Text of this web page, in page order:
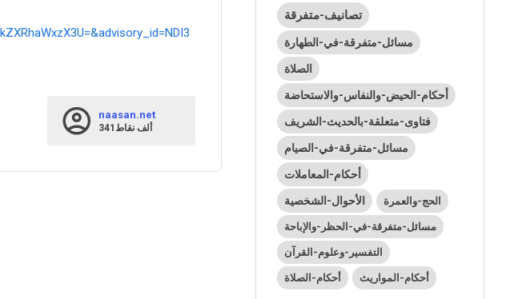
naasan.net
341ألفنقاط
تصانيف-متفرقة
مسائل-متفرقة-في-الطهارة
الصلاة
أحكام-الحيض-والنفاس-والاستحاضة
فتاوى-متعلقة-بالحديث-الشريف
مسائل-متفرقة-في-الصيام
أحكام-المعاملات
الأحوال-الشخصية الحج-والعمرة
مسائل-متفرقة-في-الحظر-والإباحة
التفسير-وعلوم-القرآن
أحكام-الصلاة أحكام-المواريث